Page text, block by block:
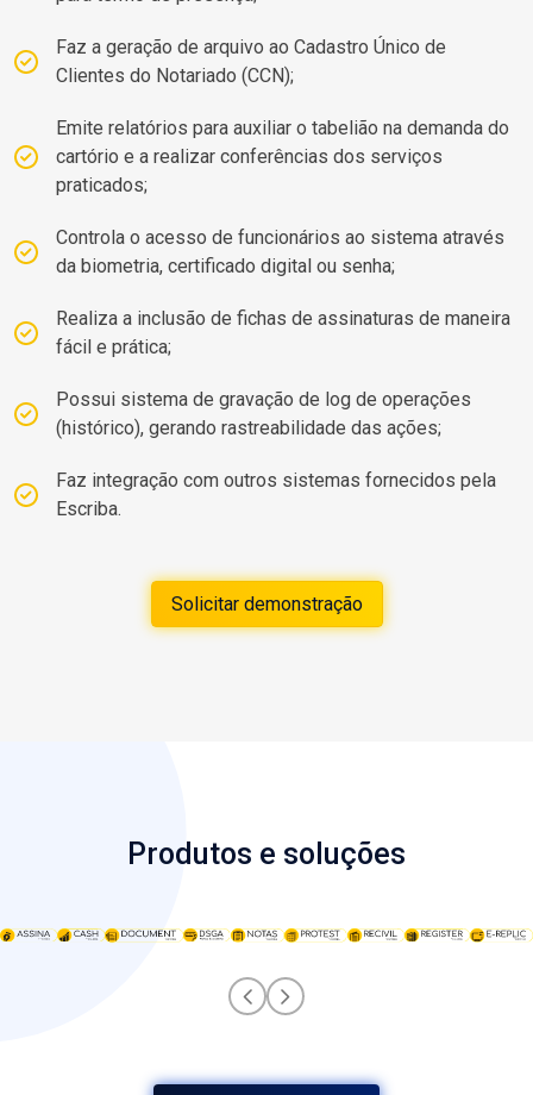
Faz a geração de arquivo ao Cadastro Único de
Clientes do Notariado (CCN);
Emite relatórios para auxiliar o tabelião na demanda do
cartório e a realizar conferências dos serviços
praticados;
Controla o acesso de funcionários ao sistema através
da biometria, certificado digital ou senha;
Realiza a inclusão de fichas de assinaturas de maneira
fácil e prática;
Possui sistema de gravação de log de operações
(histórico), gerando rastreabilidade das ações;
Faz integração com outros sistemas fornecidos pela
Escriba.
Solicitar demonstração
Produtos e soluções